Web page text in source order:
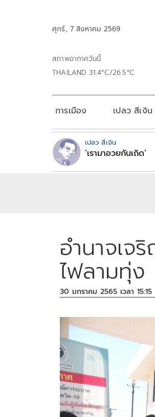
ศุกร์, 7 สิงหาคม 2569
สภาพอากาศวันนี้
THAILAND 31.4°C/26.5°C
การเมือง เปลว สีเงิน
เปลว สีเงิน
‘เรามาอวยกันเถิด’
อำนาจเ
ไฟลามทุ่ง
30 มกราคม 2565 เวลา 15:15